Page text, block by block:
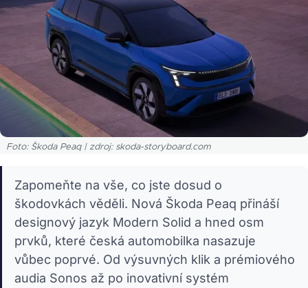
Foto: Škoda Peaq | zdroj: skoda-storyboard.com
Zapomeňte na vše, co jste dosud o
škodovkách věděli. Nová Škoda Peaq přináší
designový jazyk Modern Solid a hned osm
prvků, které česká automobilka nasazuje
vůbec poprvé. Od výsuvných klik a prémiového
audia Sonos až po inovativní systém